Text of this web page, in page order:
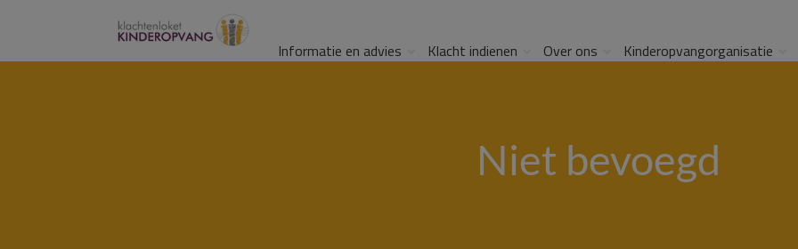
Informatie en advies Klacht indienen Over ons Kinderopvangorganisatie
Niet bevoegd